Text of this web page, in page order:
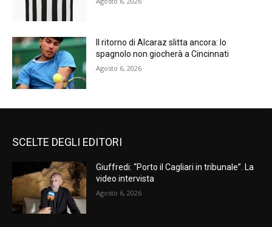
Il ritorno di Alcaraz slitta ancora: lo
spagnolo non giocherà a Cincinnati
Agosto 6, 2026
SCELTE DEGLI EDITORI
Giuffredi: “Porto il Cagliari in tribunale”. La
video intervista
Agosto 6, 2026